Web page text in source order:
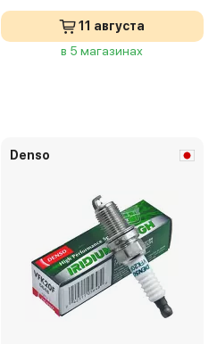
11 августа
в 5 магазинах
Denso